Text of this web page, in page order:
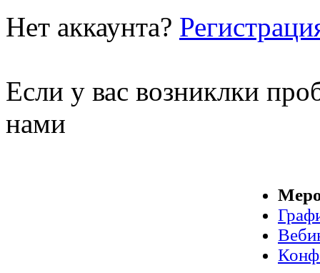
Нет аккаунта?
Если у вас возниклки
нами